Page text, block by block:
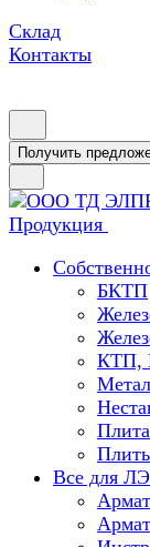
Склад
Контакты
Получить
Продукция
БКТП
КТП,
Все для